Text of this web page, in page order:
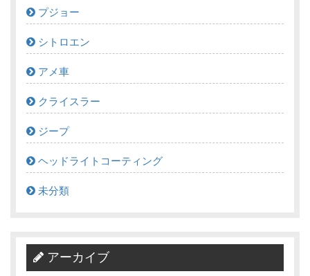
プジョー
シトロエン
アメ車
クライスラー
ジープ
ヘッドライトコーティング
未分類
アーカイブ